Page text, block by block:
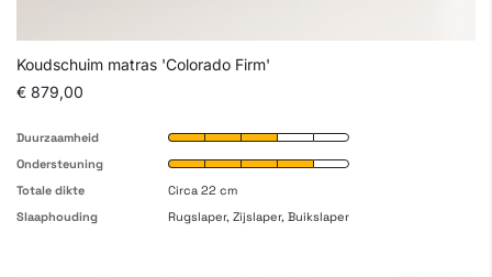
Koudschuim matras 'Colorado Firm'
€ 879,00
Duurzaamheid
Ondersteuning
Totale dikte
Circa 22 cm
Slaaphouding
Rugslaper, Zijslaper, Buikslaper